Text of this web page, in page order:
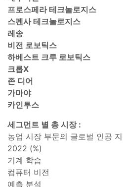
프로스페라 테크놀로지스
스펜사 테크놀로지스
레송
비전 로보틱스
하베스트 크루 로보틱스
크롭X
존 디어
가마야
카인투스
세그먼트 별 총 시장 :
농업 시장 부문의 글로벌 인공
2022 (%)
기계 학습
컴퓨터 비전
예측 분석